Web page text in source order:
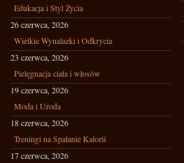
Edukacja i Styl Życia
26 czerwca, 2026
Wielkie Wynalazki i Odkrycia
23 czerwca, 2026
Pielęgnacja ciała i włosów
19 czerwca, 2026
Moda i Uroda
18 czerwca, 2026
Treningi na Spalanie Kalorii
17 czerwca, 2026